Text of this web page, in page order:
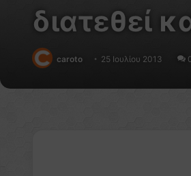
διατεθεί
caroto 25 Ιουλίου 2013